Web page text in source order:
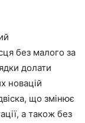
без малого за
долати
новацій
що змінює
а також без